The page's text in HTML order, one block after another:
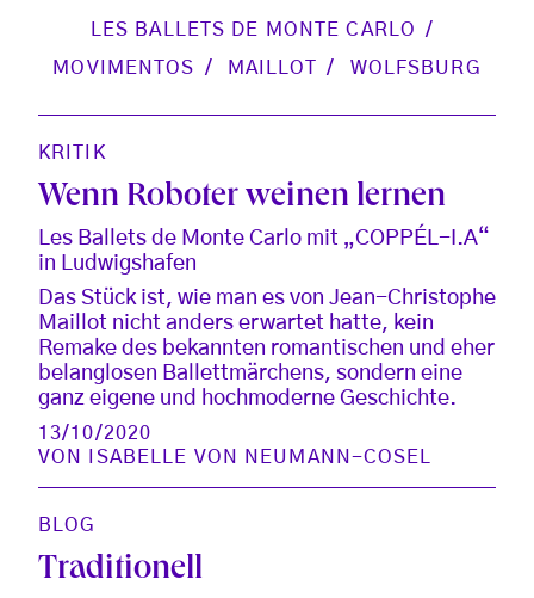
LES BALLETS DE MONTE CARLO
MOVIMENTOS
MAILLOT WOLFSBURG
KRITIK
Wenn Roboter weinen lernen
Les Ballets de Monte Carlo mit „COPPÉL-I.A“
in Ludwigshafen
Das Stück ist, wie man es von Jean-Christophe
Maillot nicht anders erwartet hatte, kein
Remake des bekannten romantischen und eher
belanglosen Ballettmärchens, sondern eine
ganz eigene und hochmoderne Geschichte.
13/10/2020
VON
ISABELLE VON NEUMANN-COSEL
BLOG
Traditionell